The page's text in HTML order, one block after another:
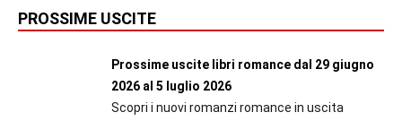
PROSSIME USCITE
Prossime uscite libri romance dal 29 giugno
2026 al 5 luglio 2026
Scopri i nuovi romanzi romance in uscita